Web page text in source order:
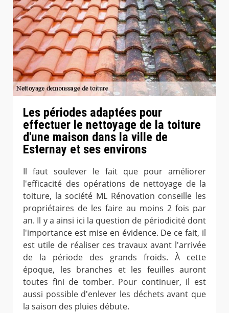
Les périodes adaptées pour
effectuer le nettoyage de la toiture
d'une maison dans la ville de
Esternay et ses environs
Il faut soulever le fait que pour améliorer
l'efficacité des opérations de nettoyage de la
toiture, la société ML Rénovation conseille les
propriétaires de les faire au moins 2 fois par
an. Il y a ainsi ici la question de périodicité dont
l'importance est mise en évidence. De ce fait, il
est utile de réaliser ces travaux avant l'arrivée
de la période des grands froids. À cette
époque, les branches et les feuilles auront
toutes fini de tomber. Pour continuer, il est
aussi possible d'enlever les déchets avant que
la saison des pluies débute.